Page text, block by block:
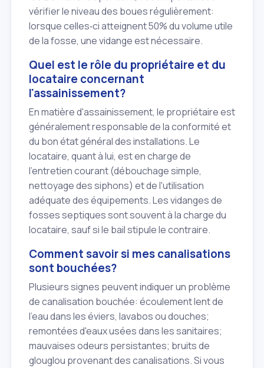
vérifier le niveau des boues régulièrement:
lorsque celles‑ci atteignent 50% du volume utile
de la fosse, une vidange est nécessaire.
Quel est le rôle du propriétaire et du
locataire concernant
l'assainissement?
En matière d'assainissement, le propriétaire est
généralement responsable de la conformité et
du bon état général des installations. Le
locataire, quant à lui, est en charge de
l'entretien courant (débouchage simple,
nettoyage des siphons) et de l'utilisation
adéquate des équipements. Les vidanges de
fosses septiques sont souvent à la charge du
locataire, sauf si le bail stipule le contraire.
Comment savoir si mes canalisations
sont bouchées?
Plusieurs signes peuvent indiquer un problème
de canalisation bouchée: écoulement lent de
l'eau dans les éviers, lavabos ou douches;
remontées d'eaux usées dans les sanitaires;
mauvaises odeurs persistantes; bruits de
glouglou provenant des canalisations. Si vous